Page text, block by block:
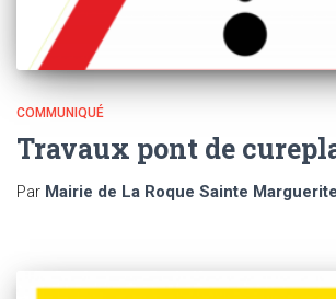
COMMUNIQUÉ
Travaux pont de
Par Mairie de La Roque Sainte Marguerite